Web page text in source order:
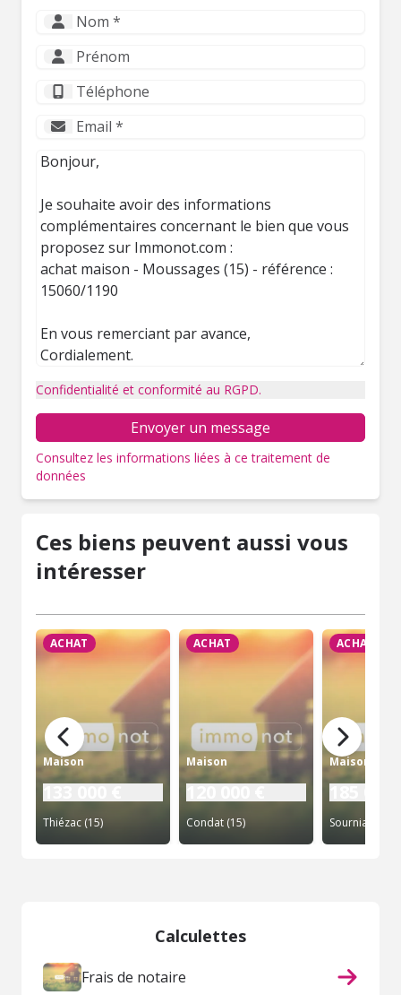
Confidentialité et conformité au RGPD.
Envoyer un message
Consultez les informations liées à ce traitement de
données
Ces biens peuvent aussi vous
intéresser
ACHAT
Maison
133 000 €
Thiézac (15)
ACHAT
Maison
120 000 €
Condat (15)
ACHAT
Maison
185 000
Sourniac (15)
Calculettes
Frais de notaire